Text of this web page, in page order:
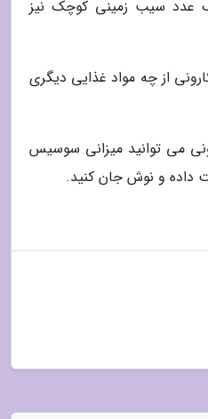
عدد سیب زمینی کوچک نیز
از چه مواد غذایی دیگری
می توانید میزانی سوسیس
داده و نوش جان کنید.